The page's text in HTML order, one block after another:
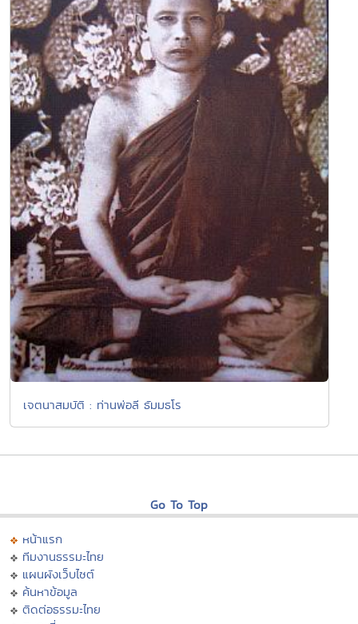
เจตนาสมบัติ : ท่านพ่อลี ธัมมธโร
Go To Top
หน้าแรก
ทีมงานธรรมะไทย
แผนผังเว็บไซต์
ค้นหาข้อมูล
ติดต่อธรรมะไทย